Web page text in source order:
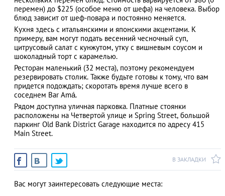
перемен) до $225 (особое меню от шефа) на человека. Выбор
блюд зависит от шеф-повара и постоянно меняется.
Кухня здесь с итальянскими и японскими акцентами. К
примеру, вам могут подать весенний чесночный суп,
цитрусовый салат с кунжутом, утку с вишневым соусом и
шоколадный торт с карамелью.
Ресторан маленький (32 места), поэтому рекомендуем
резервировать столик. Также будьте готовы к тому, что вам
придется подождать; скоротать время лучше всего в
соседнем Bar Amá.
Рядом доступна уличная парковка. Платные стоянки
расположены на Четвертой улице и Spring Street, большой
паркинг Old Bank District Garage находится по адресу 415
Main Street.
В ЗАКЛАДКИ
Вас могут заинтересовать следующие места: